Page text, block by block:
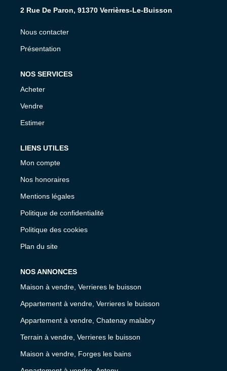
2 Rue De Paron, 91370 Verrières-Le-Buisson
Nous contacter
Présentation
NOS SERVICES
Acheter
Vendre
Estimer
LIENS UTILES
Mon compte
Nos honoraires
Mentions légales
Politique de confidentialité
Politique des cookies
Plan du site
NOS ANNONCES
Maison à vendre, Verrieres le buisson
Appartement à vendre, Verrieres le buisson
Appartement à vendre, Chatenay malabry
Terrain à vendre, Verrieres le buisson
Maison à vendre, Forges les bains